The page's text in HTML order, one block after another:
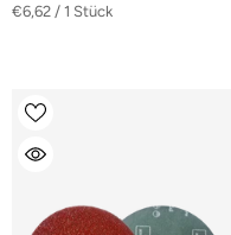
€6,62 / 1 Stück